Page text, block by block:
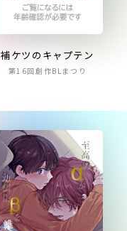
補ケツのキャプテン
第16回創作BLまつり